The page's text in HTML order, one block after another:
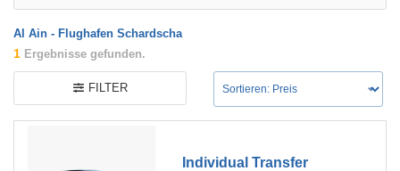
Al Ain - Flughafen Schardscha
1 Ergebnisse gefunden.
FILTER
Individual Transfer